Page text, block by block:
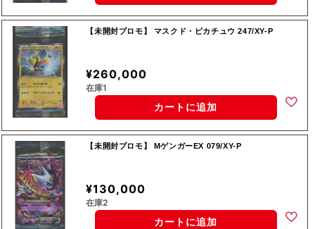
【未開封プロモ】 マスクド・ピカチュウ 247/XY-P
¥260,000
在庫1
カートに追加
【未開封プロモ】 MゲンガーEX 079/XY-P
¥130,000
在庫2
カートに追加